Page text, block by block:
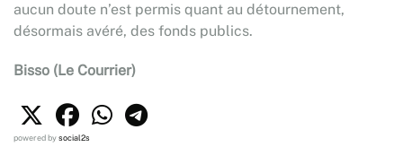
aucun doute n’est permis quant au détournement,
désormais avéré, des fonds publics.
Bisso (Le Courrier)
powered bysocial2s